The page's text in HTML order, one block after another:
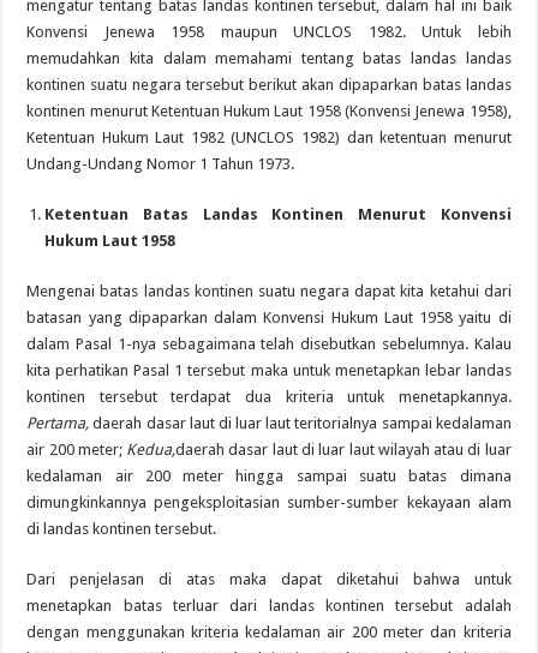
mengatur tentang batas landas kontinen tersebut, dalam hal ini baik
Konvensi Jenewa 1958 maupun UNCLOS 1982. Untuk lebih
memudahkan kita dalam memahami tentang batas landas landas
kontinen suatu negara tersebut berikut akan dipaparkan batas landas
kontinen menurut Ketentuan Hukum Laut 1958 (Konvensi Jenewa 1958),
Ketentuan Hukum Laut 1982 (UNCLOS 1982) dan ketentuan menurut
Undang-Undang Nomor 1 Tahun 1973.
Ketentuan Batas Landas Kontinen Menurut Konvensi
Hukum Laut 1958
Mengenai batas landas kontinen suatu negara dapat kita ketahui dari
batasan yang dipaparkan dalam Konvensi Hukum Laut 1958 yaitu di
dalam Pasal 1-nya sebagaimana telah disebutkan sebelumnya. Kalau
kita perhatikan Pasal 1 tersebut maka untuk menetapkan lebar landas
kontinen tersebut terdapat dua kriteria untuk menetapkannya.
Pertama, daerah dasar laut di luar laut teritorialnya sampai kedalaman
air 200 meter; Kedua,daerah dasar laut di luar laut wilayah atau di luar
kedalaman air 200 meter hingga sampai suatu batas dimana
dimungkinkannya pengeksploitasian sumber-sumber kekayaan alam
di landas kontinen tersebut.
Dari penjelasan di atas maka dapat diketahui bahwa untuk
menetapkan batas terluar dari landas kontinen tersebut adalah
dengan menggunakan kriteria kedalaman air 200 meter dan kriteria